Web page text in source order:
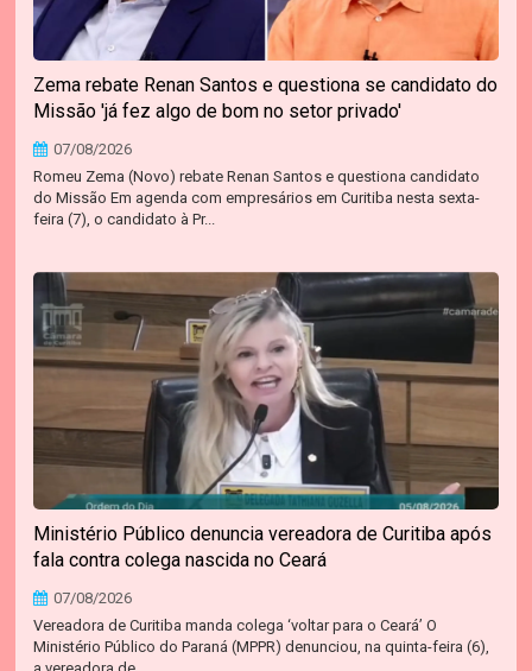
Zema rebate Renan Santos e questiona se candidato do
Missão 'já fez algo de bom no setor privado'
07/08/2026
Romeu Zema (Novo) rebate Renan Santos e questiona candidato
do Missão Em agenda com empresários em Curitiba nesta sexta-
feira (7), o candidato à Pr...
Ministério Público denuncia vereadora de Curitiba após
fala contra colega nascida no Ceará
07/08/2026
Vereadora de Curitiba manda colega ‘voltar para o Ceará’ O
Ministério Público do Paraná (MPPR) denunciou, na quinta-feira (6),